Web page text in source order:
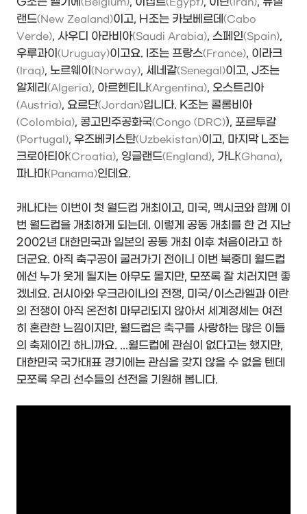
(Belgium) (Egypt) (Iran)
랜드(New Zealand)이고, H조는 카보베르데 (Cabo
Verde), 사우디 아라비아(Saudi Arabia), 스페인(Spain),
우루과이 (Uruguay)이고요. I조는 프랑스(France), 이라크
(Iraq), 노르웨이 (Norway), 세네갈(Senegal)이고, J조는
알제리 (Algeria), 아르헨티나(Argentina), 오스트리아
(Austria), 요르단(Jordan)입니다. K조는 콜롬비아
(Colombia), 콩고민주공화국(Congo (DRC)), 포르투갈
(Portugal), 우즈베키스탄(Uzbekistan)이고, 마지막 L조는
크로아티아(Croatia), 잉글랜드(England), 가나(Ghana),
파나마(Panama)인데요.
캐나다는 이번이 첫 월드컵 개최이고, 미국, 멕시코와 함께 이
번 월드컵을 개최하게 되는데. 이렇게 공동 개최를 한 건 지난
2002년 대한민국과 일본의 공동 개최 이후 처음이라고 하
더군요. 아직 축구공이 굴러가기 전이니 이번 북중미 월드컵
에선 누가 웃게 될지는 아무도 몰지만, 모쪼록 잘 치러지면 좋
겠네요. 러시아와 우크라이나의 전쟁, 미국/이스라엘과 이란
의 전쟁이 아직 온전히 마무리되지 않아서 세계정세는 여전
히 혼란한 느낌이지만, 월드컵은 축구를 사랑하는 많은 이들
의 축제이긴 하니까요. ...월드컵에 관심이 없다고는 했지만,
대한민국 국가대표 경기에는 관심을 갖지 않을 수 없을 텐데
모쪼록 우리 선수들의 선전을 기원해 봅니다.